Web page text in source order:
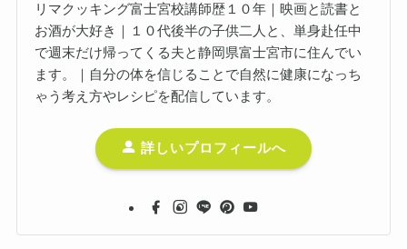
リマクッキング富士宮校講師歴１０年｜映画と読書と
お酒が大好き｜１０代後半の子供二人と、単身赴任中
で週末だけ帰ってくる夫と静岡県富士宮市に住んでい
ます。｜自分の体を信じることで自然に健康になっち
ゃう考え方やレシピを配信しています。
詳しいプロフィールへ